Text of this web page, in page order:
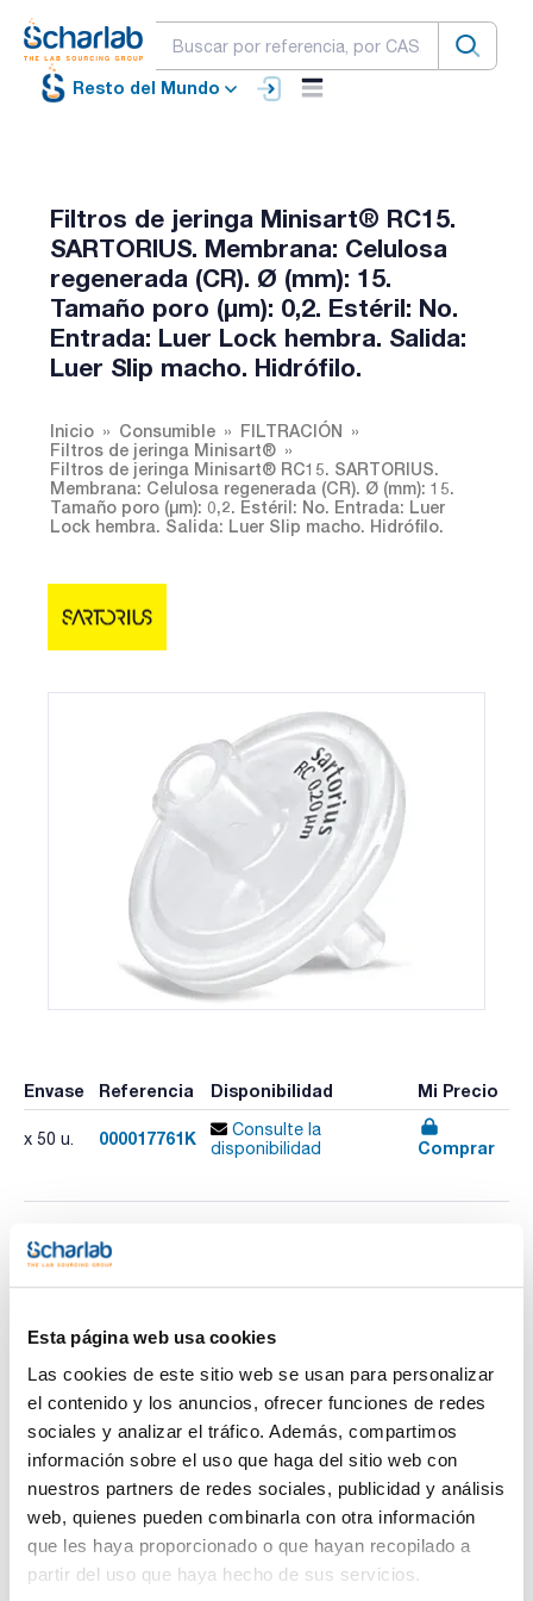
Esta página web usa cookies
Las cookies de este sitio web se usan para personalizar
el contenido y los anuncios, ofrecer funciones de redes
sociales y analizar el tráfico. Además, compartimos
información sobre el uso que haga del sitio web con
nuestros partners de redes sociales, publicidad y análisis
web, quienes pueden combinarla con otra información
que les haya proporcionado o que hayan recopilado a
partir del uso que haya hecho de sus servicios.
Resto del Mundo
Filtros de jeringa Minisart® RC15.
SARTORIUS. Membrana: Celulosa
regenerada (CR). Ø (mm): 15.
Tamaño poro (µm): 0,2. Estéril: No.
Entrada: Luer Lock hembra. Salida:
Luer Slip macho. Hidrófilo.
Inicio Consumible
FILTRACIÓN
Filtros de jeringa Minisart®
Filtros de jeringa Minisart® RC15. SARTORIUS.
Membrana: Celulosa regenerada (CR). Ø (mm): 15.
Tamaño poro (µm): 0,2. Estéril: No. Entrada: Luer
Lock hembra. Salida: Luer Slip macho. Hidrófilo.
Envase Referencia Disponibilidad Mi Precio
x 50 u. 000017761K
Consulte la
disponibilidad
Comprar
Imprimir ficha de
Membrana : RC
Tamaño poro (µm) : 0,2
Color : Blanco
Esterilidad : No
Pack (u.) : 50
Los filtros de jeringa de Sartorius ofrecen una de las gamas
más completas del mercado para adaptarse con precisión a
las necesidades de cada aplicación, desde la filtración
estéril de dispositivos médicos hasta cultivos celulares
destinados a investigación.
Fabricados bajo estrictos estándares ISO y mediante
procesos totalmente automatizados, garantizan un alto nivel
Ver más
Documentación técnica
TDS / Ficha técnica
Regístrate para
COA
Regístrate para